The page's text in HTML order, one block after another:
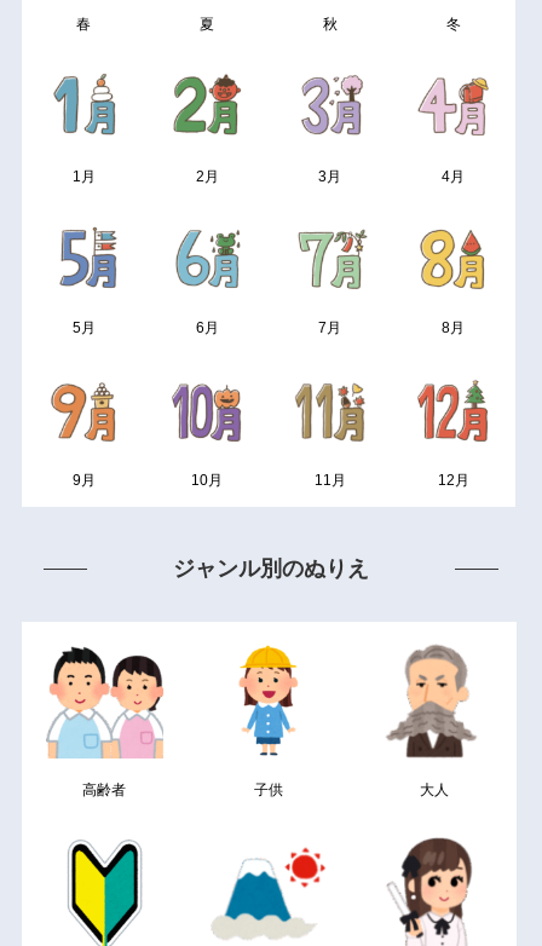
春 夏 秋 冬
1月 2月 3月 4月
5月 6月 7月 8月
9月 10月 11月 12月
ジャンル別のぬりえ
高齢者 子供 大人